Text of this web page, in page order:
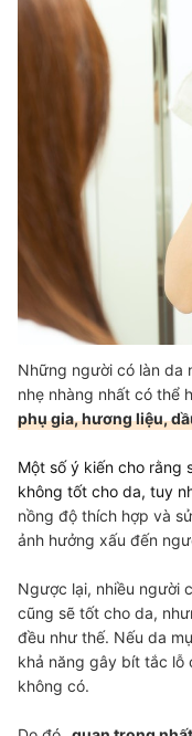
Những người có làn da
nhẹ nhàng nhất có thể
phụ gia, hương liệu,
Một số ý kiến cho rằng
không tốt cho da, tuy
nồng độ thích hợp và
ảnh hưởng xấu đến
Ngược lại, nhiều người
cũng sẽ tốt cho da,
đều như thế. Nếu da
khả năng gây bít tắc lỗ
không có.